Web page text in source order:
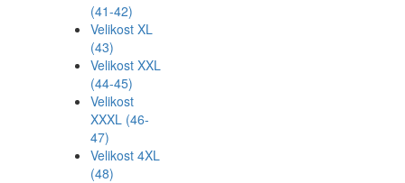
(41-42)
Velikost XL
(43)
Velikost XXL
(44-45)
Velikost
XXXL (46-
47)
Velikost 4XL
(48)